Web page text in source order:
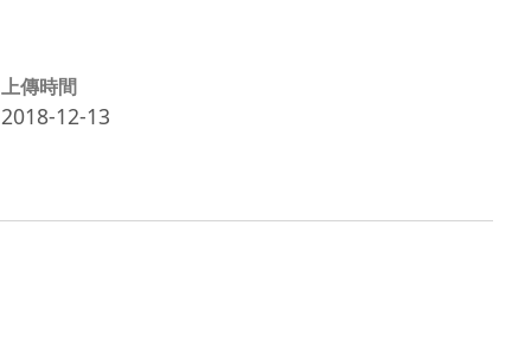
上傳時間
2018-12-13